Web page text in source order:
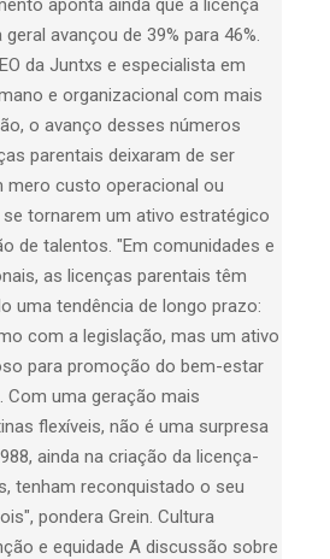
aponta ainda que a licença
avançou de 39% para 46%.
da Juntxs e especialista em
e organizacional com mais
o avanço desses números
parentais deixaram de ser
mero custo operacional ou
tornarem um ativo estratégico
de talentos. "Em comunidades e
as licenças parentais têm
uma tendência de longo prazo:
com a legislação, mas um ativo
para promoção do bem-estar
Com uma geração mais
flexíveis, não é uma surpresa
ainda na criação da licença-
tenham reconquistado o seu
pondera Grein. Cultura
e equidade A discussão sobre